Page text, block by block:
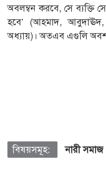
অবলম্বন করবে, সে ব্যক্তি
হবে’ (আহমাদ, আবুদাঊদ,
অধ্যায়)। অতএব এগুলি
বিষয়সমূহ: নারী সমাজ